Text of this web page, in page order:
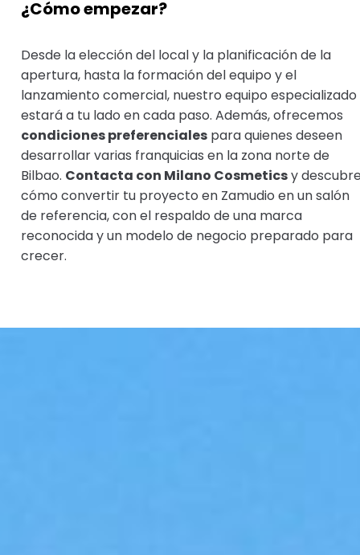
¿Cómo empezar?
Desde la elección del local y la planificación de la
apertura, hasta la formación del equipo y el
lanzamiento comercial, nuestro equipo especializado
estará a tu lado en cada paso. Además, ofrecemos
condiciones preferencialespara quienes deseen
desarrollar varias franquicias en la zona norte de
Bilbao. Contacta con Milano Cosmeticsy
cómo convertir tu proyecto en Zamudio en un salón
de referencia, con el respaldo de una marca
reconocida y un modelo de negocio preparado para
crecer.